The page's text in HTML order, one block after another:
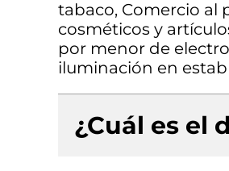
tabaco, Comercio al
cosméticos y
por menor de
iluminación en
¿Cuál es el